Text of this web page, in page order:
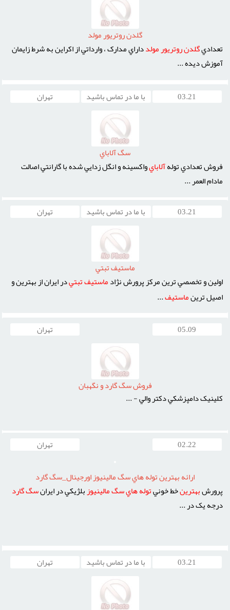
گلدن روتريور مولد
تعداديگلدنروتريورمولدداراي مدارک ، وارداتي از اکراين به شرط زايمان
آموزش ديده ...
03.21 با ما در تماس باشید تهران
سگ آلاباي
فروش تعدادي تولهآلابايواکسينه و انگل زدايي شده با گارانتي اصالت
مادام العمر ...
03.21 با ما در تماس باشید تهران
ماستيف تبتي
اولين و تخصصي ترين مرکز پرورش نژادماستيفتبتيدر ايران از بهترين و
اصيل ترينماستيف...
05.09 تهران
فروش سگ گارد و نگهبان
کلينيک دامپزشکي دکتر والي - ...
02.22 تهران
ارائه بهترين توله هاي سگ مالينيوز اورجينال_سگ گارد
پرورشبهترينخط خونيتولههايسگمالينيوزبلژيکي در ايرانسگگارد
درجه يک در ...
03.21 با ما در تماس باشید تهران